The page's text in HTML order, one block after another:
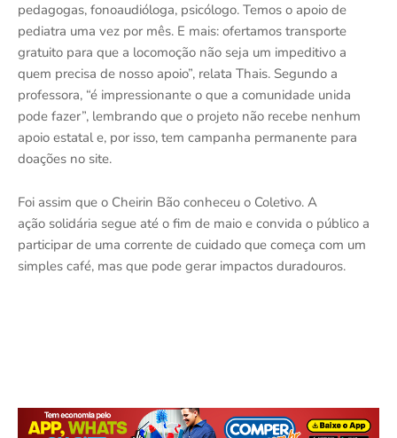
pedagogas, fonoaudióloga, psicólogo. Temos o apoio de
pediatra uma vez por mês. E mais: ofertamos transporte
gratuito para que a locomoção não seja um impeditivo a
quem precisa de nosso apoio”, relata Thais. Segundo a
professora, “é impressionante o que a comunidade unida
pode fazer”, lembrando que o projeto não recebe nenhum
apoio estatal e, por isso, tem campanha permanente para
doações no site.
Foi assim que o Cheirin Bão conheceu o Coletivo. A
ação solidária segue até o fim de maio e convida o público a
participar de uma corrente de cuidado que começa com um
simples café, mas que pode gerar impactos duradouros.